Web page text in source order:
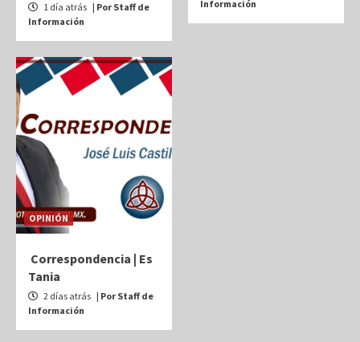
1 día atrás | Por Staff de
Información
Información
OPINIÓN
Correspondencia | Es
Tania
2 días atrás | Por Staff de
Información